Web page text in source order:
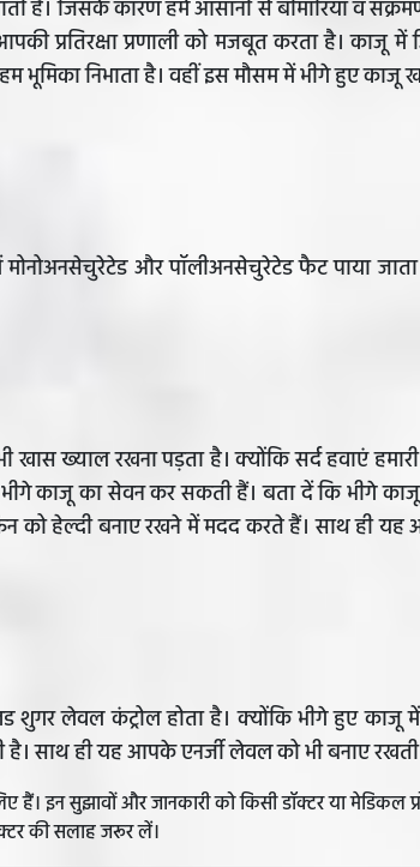
है। जिसके कारण हमें आसानी से बीमारियां व
प्रणाली को मजबूत करता है। काजू में जिंक
भूमिका निभाता है। वहीं इस मौसम में भीगे हुए काजू
मोनोअनसेचुरेटेड और पॉलीअनसेचुरेटेड फैट पाया
खास ख्याल रखना पड़ता है। क्योंकि सर्द हवाएं
काजू का सेवन कर सकती हैं। बता दें कि भीगे काजू
को हेल्दी बनाए रखने में मदद करते हैं। साथ ही
लेवल कंट्रोल होता है। क्योंकि भीगे हुए काजू में
साथ ही यह आपके एनर्जी लेवल को भी बनाए
हैं। इन सुझावों और जानकारी को किसी डॉक्टर या मेडिकल
की सलाह जरूर लें।